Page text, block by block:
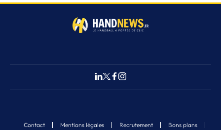
Contact Mentions légales Recrutement Bons plans